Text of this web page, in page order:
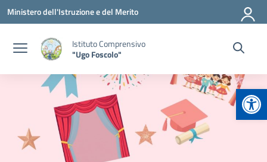
Vai ai contenuti
Vai al menu di navigazione
Vai al footer
Ministero dell'Istruzione e del Merito
Istituto Comprensivo
"Ugo Foscolo"